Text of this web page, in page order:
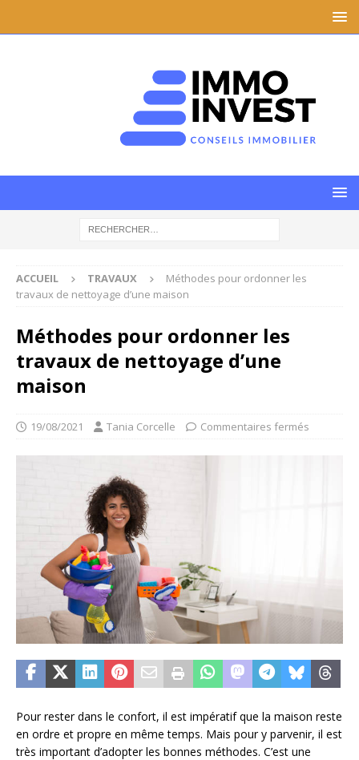
ACCUEIL TRAVAUX
Méthodes pour ordonner les
travaux de nettoyage d’une maison
Méthodes pour ordonner les
travaux de nettoyage d’une
maison
19/08/2021 Tania Corcelle Commentaires fermés
Pour rester dans le confort, il est impératif que la maison reste
en ordre et propre en même temps. Mais pour y parvenir, il est
très important d’adopter les bonnes méthodes. C’est une